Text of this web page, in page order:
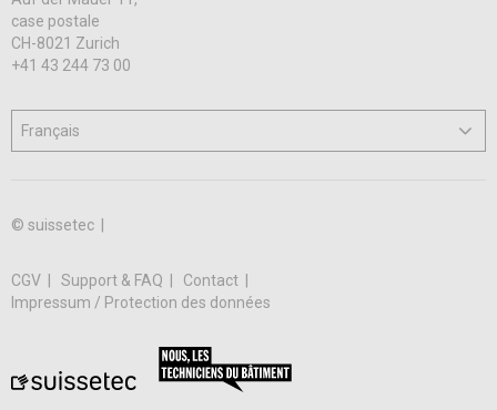
case postale
CH-8021 Zurich
+41 43 244 73 00
© suissetec |
CGV Support & FAQ
Contact
Impressum / Protection des données